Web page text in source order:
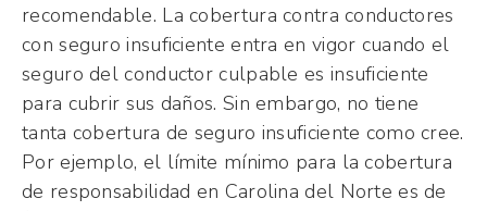
recomendable. La cobertura contra conductores
con seguro insuficiente entra en vigor cuando el
seguro del conductor culpable es insuficiente
para cubrir sus daños. Sin embargo, no tiene
tanta cobertura de seguro insuficiente como cree.
Por ejemplo, el límite mínimo para la cobertura
de responsabilidad en Carolina del Norte es de